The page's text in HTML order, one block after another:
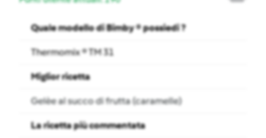
Quale modello di Bimby ® possiedi ?
Thermomix ® TM 31
Miglior ricetta
Gelèe al succo di frutta (caramelle)
La ricetta più commentata